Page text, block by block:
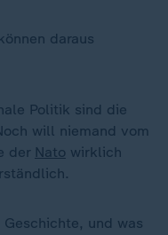
daraus
Politik sind die
will niemand vom
der Nato wirklich
und was